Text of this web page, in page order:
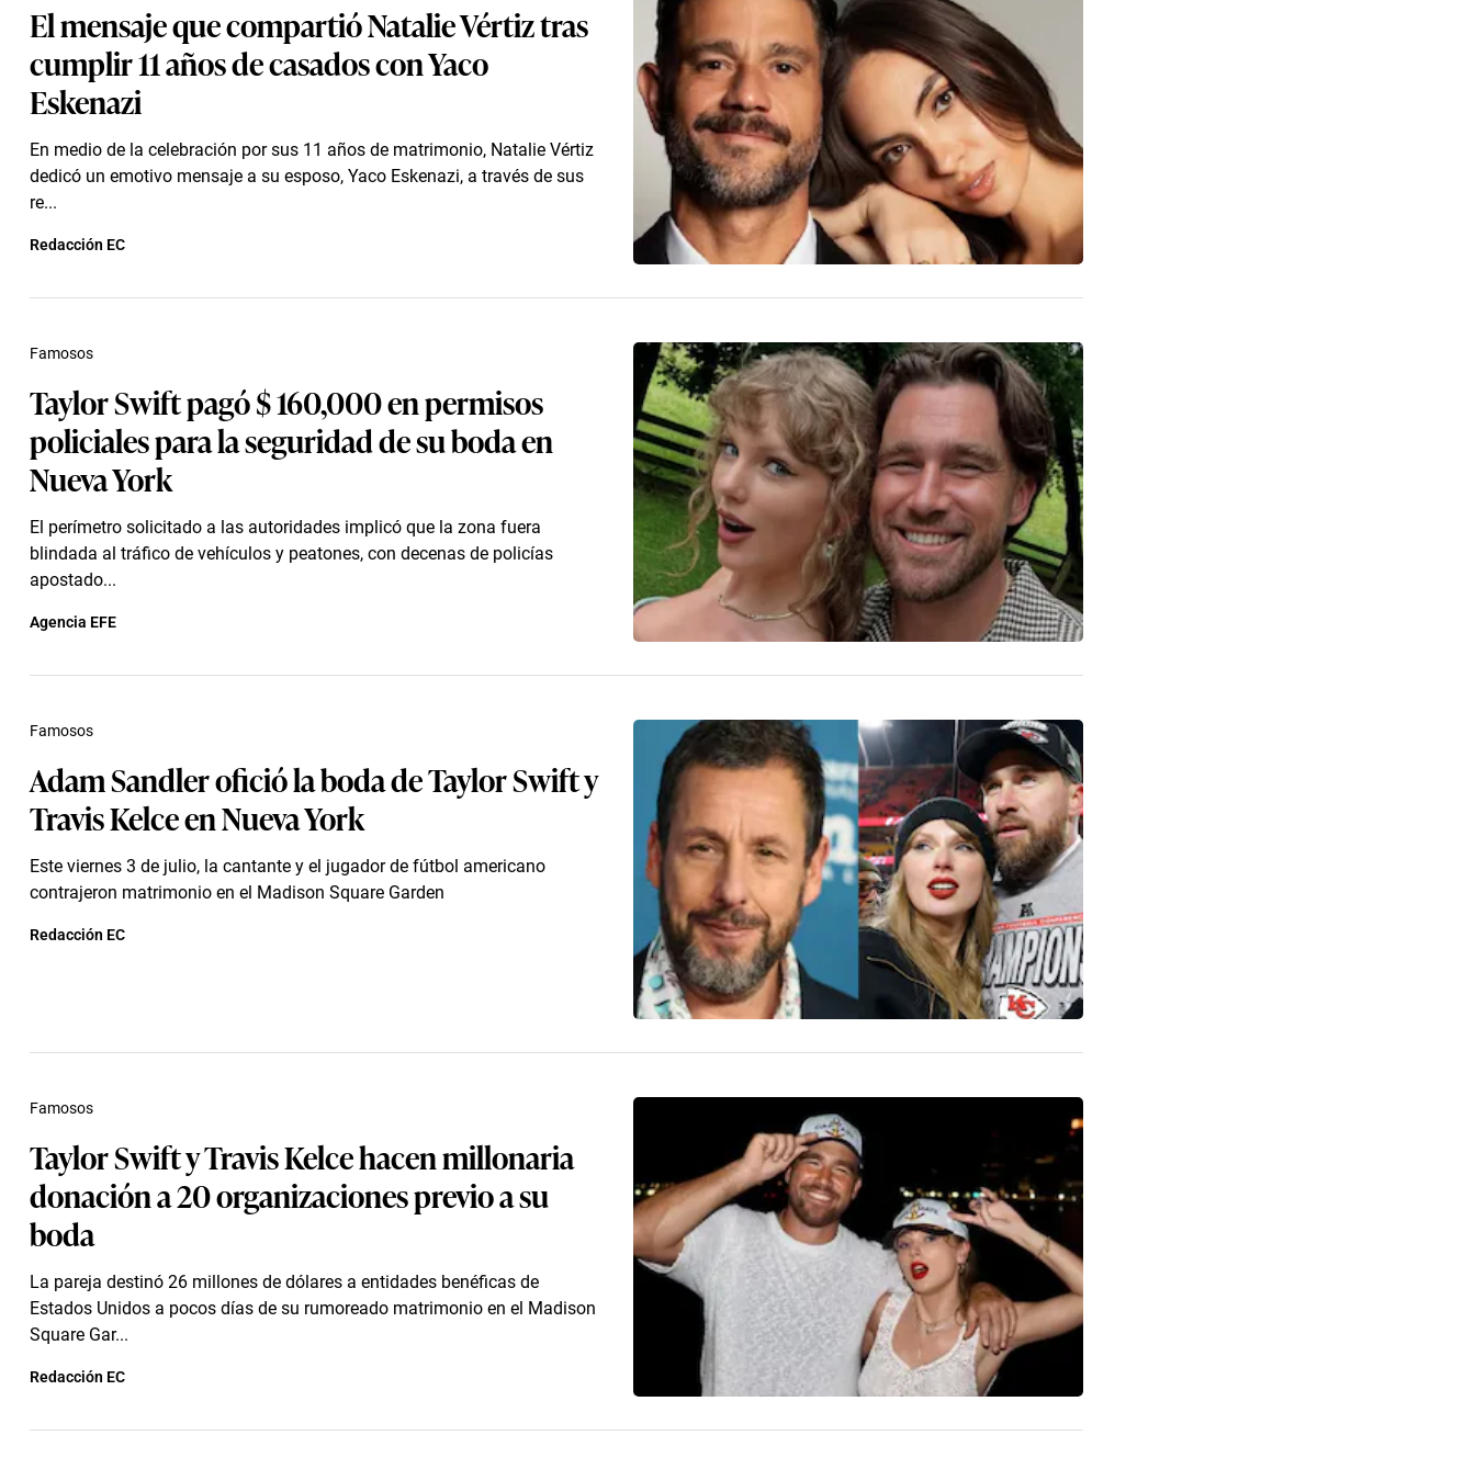
El mensaje que compartió Natalie Vértiz tras
cumplir 11 años de casados con Yaco
Eskenazi
En medio de la celebración por sus 11 años de matrimonio, Natalie Vértiz
dedicó un emotivo mensaje a su esposo, Yaco Eskenazi, a través de sus
re...
Redacción EC
Taylor Swift pagó $ 160,000 en permisos
policiales para la seguridad de su boda en
Nueva York
El perímetro solicitado a las autoridades implicó que la zona fuera
blindada al tráfico de vehículos y peatones, con decenas de policías
apostado...
Famosos
Agencia EFE
Adam Sandler ofició la boda de Taylor Swift y
Travis Kelce en Nueva York
Este viernes 3 de julio, la cantante y el jugador de fútbol americano
contrajeron matrimonio en el Madison Square Garden
Famosos
Redacción EC
Taylor Swift y Travis Kelce hacen millonaria
donación a 20 organizaciones previo a su
boda
La pareja destinó 26 millones de dólares a entidades benéficas de
Estados Unidos a pocos días de su rumoreado matrimonio en el Madison
Square Gar...
Famosos
Redacción EC